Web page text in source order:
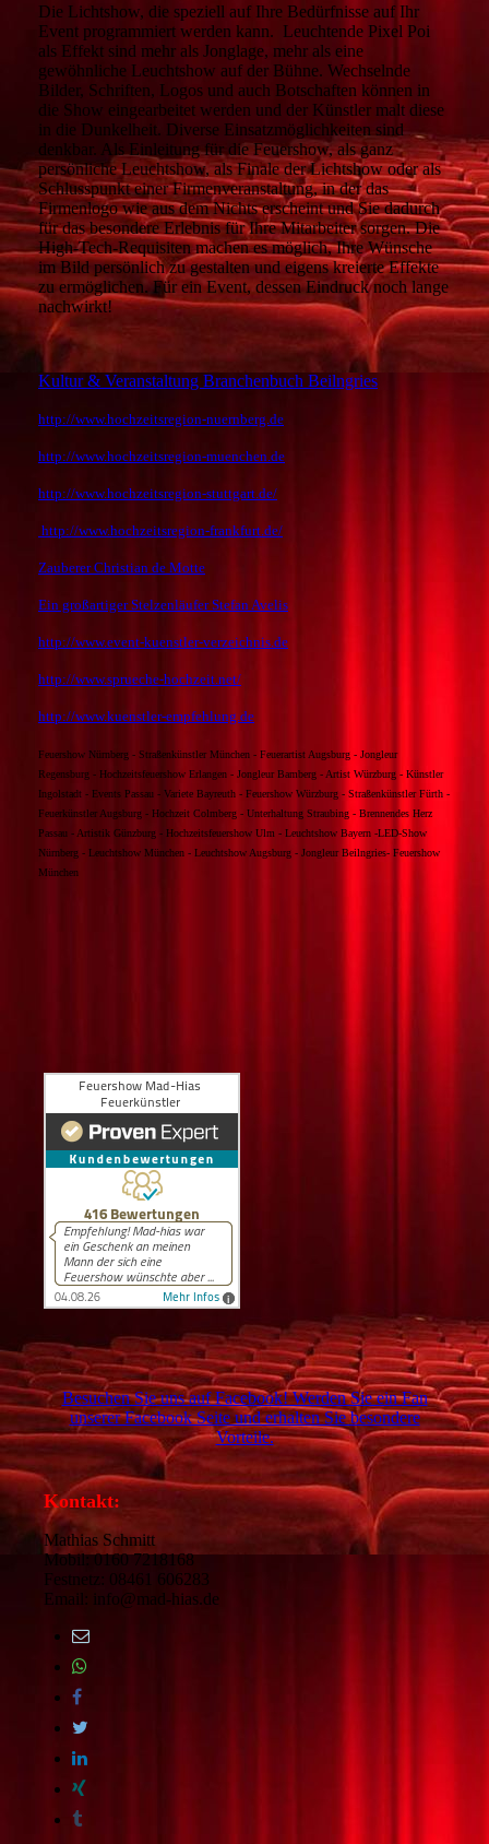
Die Lichtshow, die speziell auf Ihre Bedürfnisse auf Ihr
Event programmiert werden kann. Leuchtende Pixel Poi
als Effekt sind mehr als Jonglage, mehr als eine
gewöhnliche Leuchtshow auf der Bühne. Wechselnde
Bilder, Schriften, Logos und auch Botschaften können in
die Show eingearbeitet werden und der Künstler malt diese
in die Dunkelheit. Diverse Einsatzmöglichkeiten sind
denkbar. Als Einleitung für die Feuershow, als ganz
persönliche Leuchtshow, als Finale der Lichtshow oder als
Schlusspunkt einer Firmenveranstaltung, in der das
Firmenlogo wie aus dem Nichts erscheint und Sie dadurch
für das besondere Erlebnis für Ihre Mitarbeiter sorgen. Die
High-Tech-Requisiten machen es möglich, Ihre Wünsche
im Bild persönlich zu gestalten und eigens kreierte Effekte
zu ermöglichen. Für ein Event, dessen Eindruck noch lange
nachwirkt!
Kultur & Veranstaltung Branchenbuch Beilngries
http://www.hochzeitsregion-nuernberg.de
http://www.hochzeitsregion-muenchen.de
http://www.hochzeitsregion-stuttgart.de/
http://www.hochzeitsregion-frankfurt.de/
Zauberer Christian de Motte
Ein großartiger Stelzenläufer Stefan Avelis
http://www.event-kuenstler-verzeichnis.de
http://www.sprueche-hochzeit.net/
http://www.kuenstler-empfehlung.de
Feuershow Nürnberg - Straßenkünstler München - Feuerartist Augsburg - Jongleur
Regensburg - Hochzeitsfeuershow Erlangen - Jongleur Bamberg - Artist Würzburg - Künstler
Ingolstadt - Events Passau - Variete Bayreuth - Feuershow Würzburg - Straßenkünstler Fürth -
Feuerkünstler Augsburg - Hochzeit Colmberg - Unterhaltung Straubing - Brennendes Herz
Passau - Artistik Günzburg - Hochzeitsfeuershow Ulm - Leuchtshow Bayern -LED-Show
Nürnberg - Leuchtshow München - Leuchtshow Augsburg - Jongleur Beilngries- Feuershow
München
Besuchen Sie uns auf Facebook! Werden Sie ein Fan
unserer Facebook Seite und erhalten Sie besondere
Vorteile.
Kontakt:
Mathias Schmitt
Mobil: 0160 7218168
Festnetz: 08461 606283
Email: info@mad-hias.de